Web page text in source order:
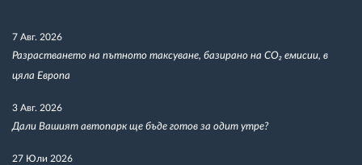
7 Авг. 2026
Разрастването на пътното таксуване, базирано на CO₂ емисии, в
цяла Европа
3 Авг. 2026
Дали Вашият автопарк ще бъде готов за одит утре?
27 Юли 2026